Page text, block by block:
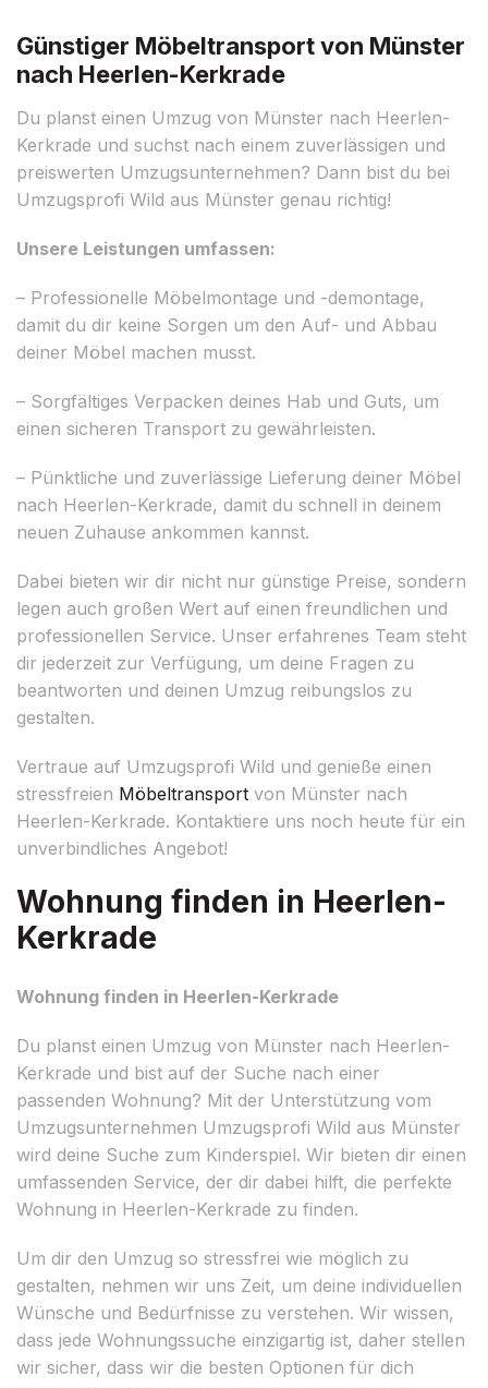
Günstiger Möbeltransport von Münster
nach Heerlen-Kerkrade
Du planst einen Umzug von Münster nach Heerlen-
Kerkrade und suchst nach einem zuverlässigen und
preiswerten Umzugsunternehmen? Dann bist du bei
Umzugsprofi Wild aus Münster genau richtig!
Unsere Leistungen umfassen:
– Professionelle Möbelmontage und -demontage,
damit du dir keine Sorgen um den Auf- und Abbau
deiner Möbel machen musst.
– Sorgfältiges Verpacken deines Hab und Guts, um
einen sicheren Transport zu gewährleisten.
– Pünktliche und zuverlässige Lieferung deiner Möbel
nach Heerlen-Kerkrade, damit du schnell in deinem
neuen Zuhause ankommen kannst.
Dabei bieten wir dir nicht nur günstige Preise, sondern
legen auch großen Wert auf einen freundlichen und
professionellen Service. Unser erfahrenes Team steht
dir jederzeit zur Verfügung, um deine Fragen zu
beantworten und deinen Umzug reibungslos zu
gestalten.
Vertraue auf Umzugsprofi Wild und genieße einen
stressfreien Möbeltransport von Münster nach
Heerlen-Kerkrade. Kontaktiere uns noch heute für ein
unverbindliches Angebot!
Wohnung finden in Heerlen-
Kerkrade
Wohnung finden in Heerlen-Kerkrade
Du planst einen Umzug von Münster nach Heerlen-
Kerkrade und bist auf der Suche nach einer
passenden Wohnung? Mit der Unterstützung vom
Umzugsunternehmen Umzugsprofi Wild aus Münster
wird deine Suche zum Kinderspiel. Wir bieten dir einen
umfassenden Service, der dir dabei hilft, die perfekte
Wohnung in Heerlen-Kerkrade zu finden.
Um dir den Umzug so stressfrei wie möglich zu
gestalten, nehmen wir uns Zeit, um deine individuellen
Wünsche und Bedürfnisse zu verstehen. Wir wissen,
dass jede Wohnungssuche einzigartig ist, daher stellen
wir sicher, dass wir die besten Optionen für dich